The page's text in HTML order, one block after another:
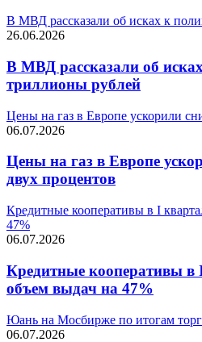
В МВД рассказали об исках к
26.06.2026
В МВД рассказали об
триллионы рублей
Цены на газ в Европе ускорили
06.07.2026
Цены на газ в Европе
двух процентов
Кредитные кооперативы в I
47%
06.07.2026
Кредитные кооперативы в
объем выдач на 47%
Юань на Мосбирже по итогам
06.07.2026